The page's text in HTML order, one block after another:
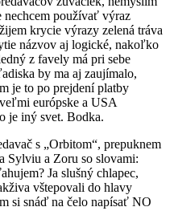
používať výraz
krycie výrazy zelená tráva
názvov aj logické, nakoľko
z favely má pri sebe
by ma aj zaujímalo,
je to po prejdení platby
európske a USA
je iný svet. Bodka.
s „Orbitom“, prepuknem
Sylviu a Zoru so slovami:
Ja slušný chlapec,
vštepovali do hlavy
si snáď na čelo napísať NO